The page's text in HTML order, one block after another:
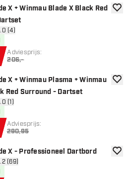
X + Winmau Blade X Black Red
reviews drawer
(4)
Adviesprijs:
206,-
X + Winmau Plasma + Winmau
Red Surround - Dartset
reviews drawer
(1)
Adviesprijs:
290,95
X - Professioneel Dartbord
reviews drawer
(69)